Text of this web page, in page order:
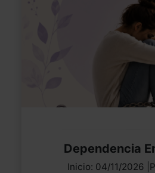
Dependencia
Inicio: 04/11/2026